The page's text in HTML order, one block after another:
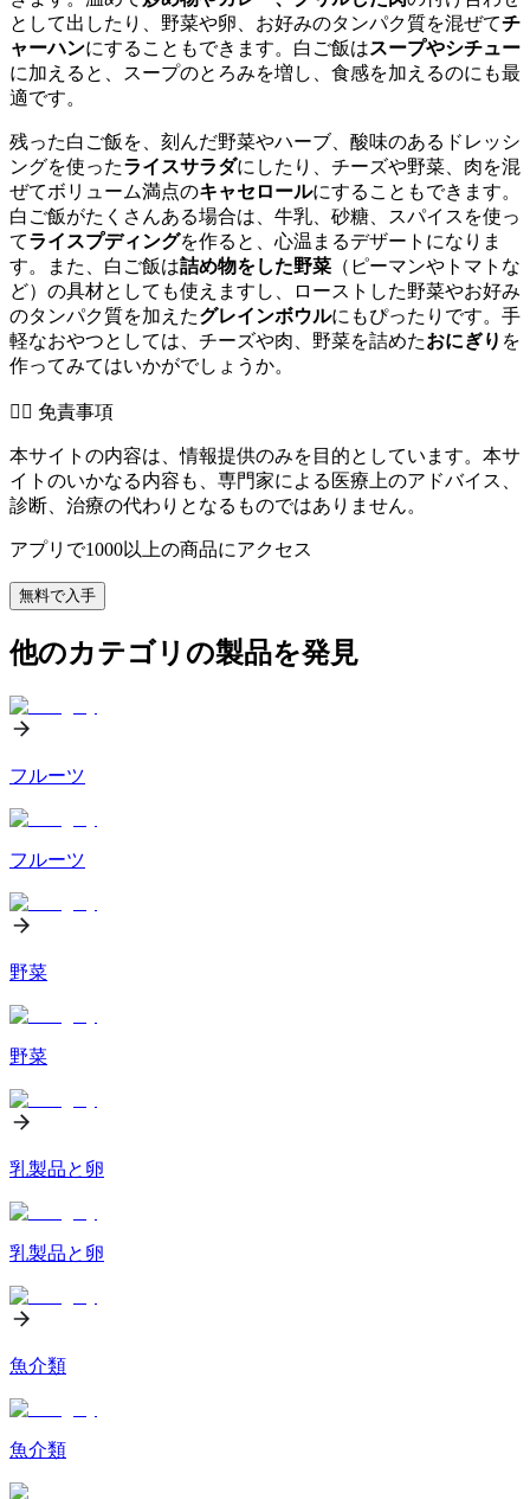
として出したり、野菜や卵、お好みのタンパク質を混ぜてチ
ャーハンにすることもできます。白ご飯はスープやシチュー
に加えると、スープのとろみを増し、食感を加えるのにも最
適です。
残った白ご飯を、刻んだ野菜やハーブ、酸味のあるドレッシ
ングを使ったライスサラダにしたり、チーズや野菜、肉を混
ぜてボリューム満点のキャセロールにすることもできます。
白ご飯がたくさんある場合は、牛乳、砂糖、スパイスを使っ
てライスプディングを作ると、心温まるデザートになりま
す。また、白ご飯は詰め物をした野菜 （ピーマンやトマトな
ど）の具材としても使えますし、ローストした野菜やお好み
のタンパク質を加えたグレインボウルにもぴったりです。手
軽なおやつとしては、チーズや肉、野菜を詰めたおにぎり を
作ってみてはいかがでしょうか。
👨‍⚕️️ 免責事項
本サイトの内容は、情報提供のみを目的としています。本サ
イトのいかなる内容も、専門家による医療上のアドバイス、
診断、治療の代わりとなるものではありません。
アプリで1000以上の商品にアクセス
無料で入手
他のカテゴリの製品を発見
フルーツ
フルーツ
野菜
野菜
乳製品と卵
乳製品と卵
魚介類
魚介類